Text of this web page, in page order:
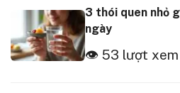
3 thói quen nhỏ
ngày
👁 53 lượt xem